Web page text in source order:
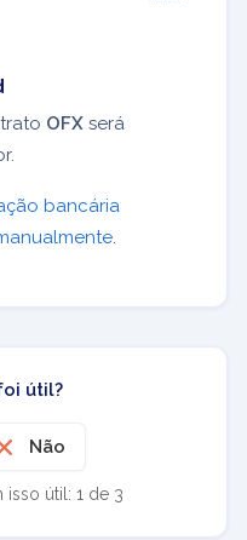
OFX será
bancária
útil?
Não
isso útil: 1 de 3